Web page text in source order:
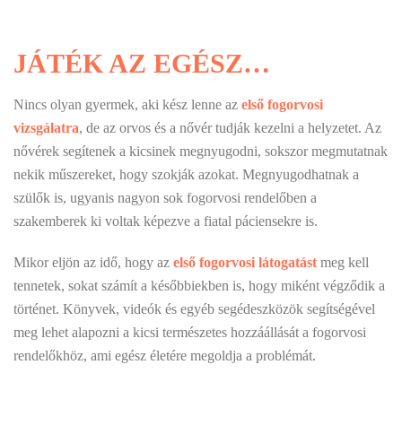
JÁTÉK AZ EGÉSZ…
Nincs olyan gyermek, aki kész lenne az első fogorvosi
vizsgálatra, de az orvos és a nővér tudják kezelni a helyzetet. Az
nővérek segítenek a kicsinek megnyugodni, sokszor megmutatnak
nekik műszereket, hogy szokják azokat. Megnyugodhatnak a
szülők is, ugyanis nagyon sok fogorvosi rendelőben a
szakemberek ki voltak képezve a fiatal páciensekre is.
Mikor eljön az idő, hogy az első fogorvosi látogatástmeg kell
tennetek, sokat számít a későbbiekben is, hogy miként végződik a
történet. Könyvek, videók és egyéb segédeszközök segítségével
meg lehet alapozni a kicsi természetes hozzáállását a fogorvosi
rendelőkhöz, ami egész életére megoldja a problémát.